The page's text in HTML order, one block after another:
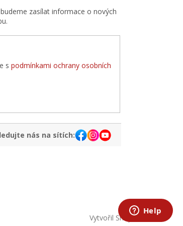
zasílat informace o nových
spodmínkami ochrany osobních
nás na sítích:
Vytvořil Shoptet